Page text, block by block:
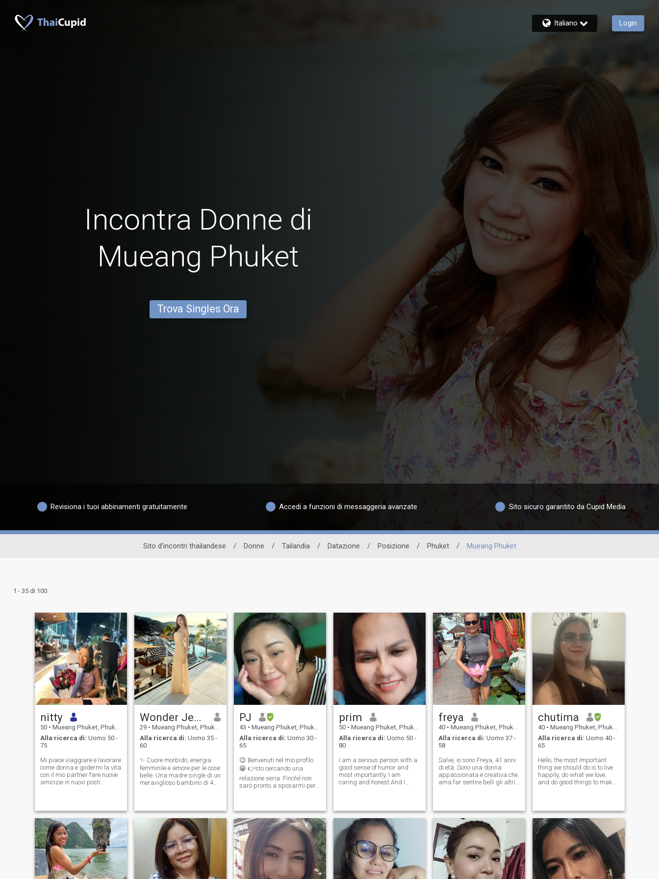
Italiano Login
Incontra Donne di
Mueang Phuket
Trova Singles Ora
Revisiona i tuoi abbinamenti gratuitamente Accedi a funzioni di messaggeria avanzate Sito sicuro garantito da Cupid Media
Sito d'incontri thailandese / Donne / Tailandia / Datazione / Posizione / Phuket / Mueang Phuket
1 - 35 di 100
nitty
50 • Mueang Phuket, Phuket, Thailandia
Alla ricerca di: Uomo 50 -
75
Mi piace viaggiare e lavorare
come donna e godermi la vita
con il mio partner fare nuove
amicizie in nuovi posti.
Wonder Jennie
29 • Mueang Phuket, Phuket, Thailandia
Alla ricerca di: Uomo 35 -
60
✨ Cuore morbido, energia
femminile e amore per le cose
belle. Una madre single di un
meraviglioso bambino di 4
❤️ Mi piacciono le belle
esperienze, le conversazioni
significative, le sorprese
premurose, il buon cibo e il
tempo di qualità con la
persona giusta. Con l'uomo
giusto, sono dolce, solidale,
profondamente leale, e tutto
dentro.
PJ
43 • Mueang Phuket, Phuket, Thailandia
Alla ricerca di: Uomo 30 -
65
😉 Benvenuti nel mio profilo
😁 👉sto cercando una
relazione seria. Finché non
sarò pronto a sposarmi per
Gestirlo in modo che possa
funzionare online. ..ho una
buona educazione ( laurea in
giurisprudenza) ma ora
inizio la mia attività
immobiliare a Phuket 👉
sono una donna energica.
Ama fare molte attività, come
praticare sport, musica,
prim
50 • Mueang Phuket, Phuket, Thailandia
Alla ricerca di: Uomo 50 -
80
I am a serious person with a
good sense of humor and
most importantly, I am
caring and honest.And I
profile...but if you are serious
and want a good life partner
the
freya
40 • Mueang Phuket, Phuket, Thailandia
Alla ricerca di: Uomo 37 -
58
Salve, io sono Freya, 41 anni
di età. Sono una donna
appassionata e creativa che
ama far sentire belli gli altri,
trovare fiducia nelle mie
collezioni di lingerie e costumi
da bagno. Credo nell'amore
che sia genuino e sincero
come le connessioni che creo
nel mio lavoro. Sono qui alla
ricerca di una relazione seria
e amorevole che possa
condurre al matrimonio con
chutima
40 • Mueang Phuket, Phuket, Thailandia
Alla ricerca di: Uomo 40 -
65
Hello, the most important
thing we should do is to live
happily, do what we love,
and do good things to make
and I hope that one day my
wish will come true. My name
is